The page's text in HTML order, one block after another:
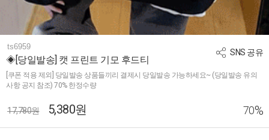
SNS 공유
ts6959
◈[당일발송] 캣 프린트 기모 후드티
[쿠폰 적용 제외] 당일발송 상품들끼리 결제시 당일발송 가능하세요~ (당일발송 유의
사항 공지 참조) 70% 한정수량
17,780원 5,380원 70%